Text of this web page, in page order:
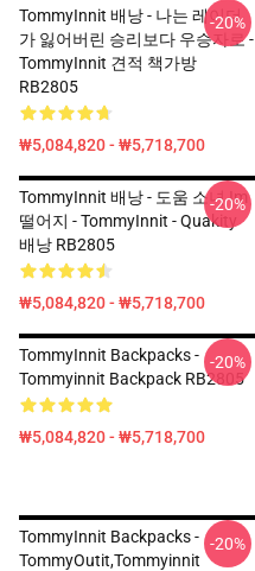
TommyInnit 배낭 - 나는 레이더
가 잃어버린 승리보다 우승자로 -
TommyInnit 견적 책가방
RB2805
₩5,084,820 - ₩5,718,700
-20%
TommyInnit 배낭 - 도움 소녀 Im
떨어지 - TommyInnit - Quakity
배낭 RB2805
₩5,084,820 - ₩5,718,700
-20%
TommyInnit Backpacks -
Tommyinnit Backpack RB2805
₩5,084,820 - ₩5,718,700
-20%
TommyInnit Backpacks -
TommyOutit,Tommyinnit
-20%